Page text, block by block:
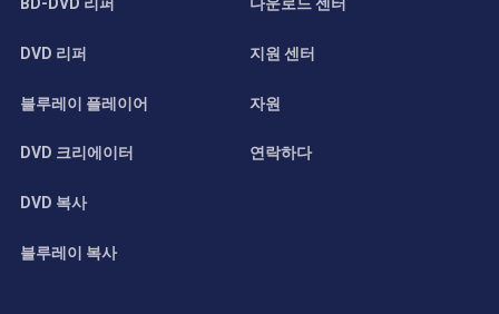
DVD 리퍼
블루레이 플레이어
DVD 크리에이터
DVD 복사
블루레이 복사
지원 센터
자원
연락하다